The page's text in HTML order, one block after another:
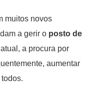
muitos novos
a gerir o posto de
a procura por
aumentar